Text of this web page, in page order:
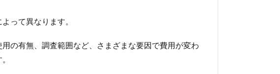
って異なります。
の有無、調査範囲など、さまざまな要因で費用が変わ